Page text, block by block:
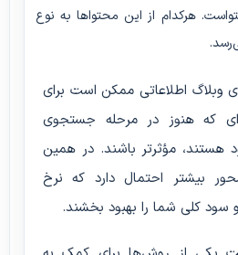
هرکدام از این محتواها به نوع
وبلاگ اطلاعاتی ممکن است برای
که هنوز در مرحله جستجوی
هستند، مؤثرتر باشند. در همین
بیشتر احتمال دارد که نرخ
سود کلی شما را بهبود بخشند.